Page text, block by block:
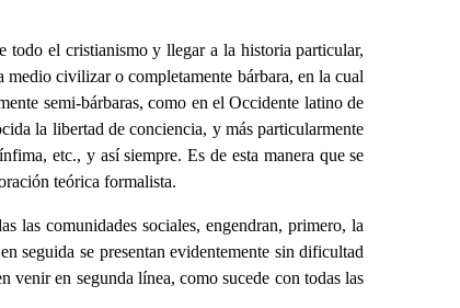
todo el cristianismo y llegar a la historia particular,
medio civilizar o completamente bárbara, en la cual
semi-bárbaras, como en el Occidente latino de
la libertad de conciencia, y más particularmente
etc., y así siempre. Es de esta manera que se
teórica formalista.
las comunidades sociales, engendran, primero, la
seguida se presentan evidentemente sin dificultad
venir en segunda línea, como sucede con todas las